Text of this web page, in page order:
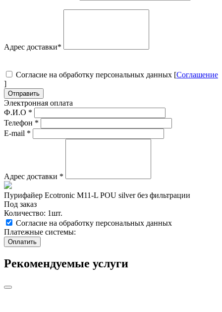
Адрес доставки*
Согласие на обработку персональных данных [Соглашение
]
Отправить
Электронная оплата
Ф.И.О *
Телефон *
E-mail *
Адрес доставки *
Пурифайер Ecotronic M11-L POU silver без фильтрации
Под заказ
Количество: 1шт.
Согласие на обработку персональных данных
Платежные системы:
Рекомендуемые услуги